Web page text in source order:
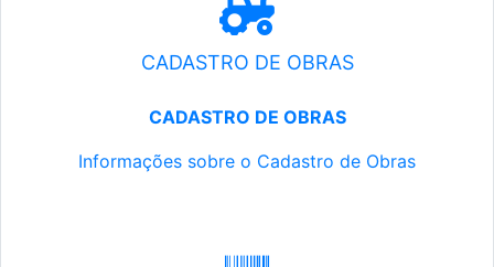
CADASTRO DE OBRAS
CADASTRO DE OBRAS
Informações sobre o Cadastro de Obras